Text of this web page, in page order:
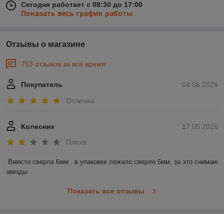
Сегодня работает с 08:30 до 17:00
Показать весь график работы
Отзывы о магазине
753 отзывов за всё время
04.06.2026
Покупатель
Отлично
17.05.2026
Колесник
Плохо
Вместо сверла 6мм , в упаковке лежало сверло 5мм, за это снимаю
звезды
Показать все отзывы